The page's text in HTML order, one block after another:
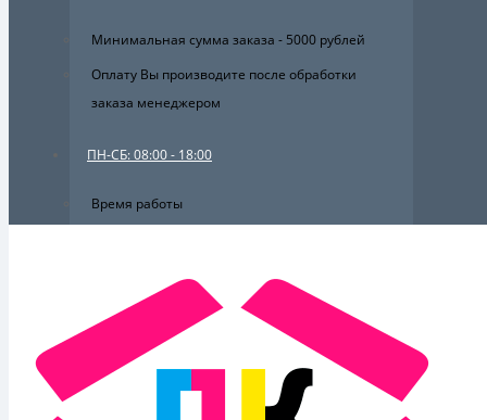
Минимальная сумма заказа - 5000 рублей
Оплату Вы производите после обработки
заказа менеджером
ПН-СБ: 08:00 - 18:00
Время работы